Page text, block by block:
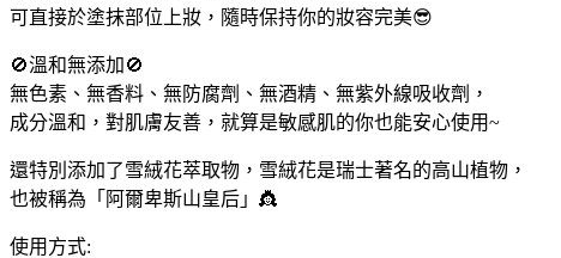
可直接於塗抹部位上妝，隨時保持你的妝容完美😎
🚫溫和無添加🚫
無色素、無香料、無防腐劑、無酒精、無紫外線吸收劑，
成分溫和，對肌膚友善，就算是敏感肌的你也能安心使用~
還特別添加了雪絨花萃取物，雪絨花是瑞士著名的高山植物，
也被稱為「阿爾卑斯山皇后」👸
使用方式: